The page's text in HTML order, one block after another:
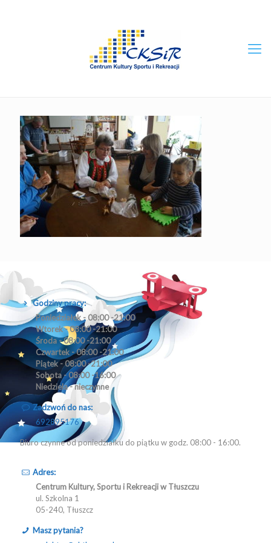
Godziny pracy:
Poniedziałek - 08:00 -21:00
Wtorek - 08:00 -21:00
Środa - 08:00 -21:00
Czwartek - 08:00 -21:00
Piątek - 08:00 -21:00
Sobota - 08:00 -16:00
Niedziela - nieczynne
Zadzwoń do nas:
692895176
Biuro czynne od poniedziałku do piątku w godz. 08:00 - 16:00.
Adres:
Centrum Kultury, Sportu i Rekreacji w Tłuszczu
ul. Szkolna 1
05-240, Tłuszcz
Masz pytania?